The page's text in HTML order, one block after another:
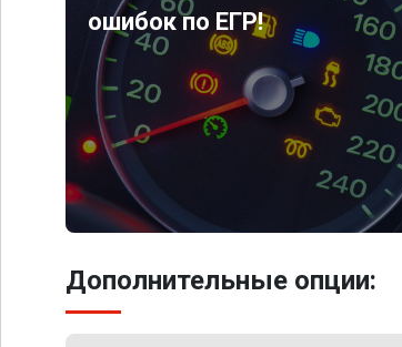
ошибок по ЕГР!
Дополнительные опции: